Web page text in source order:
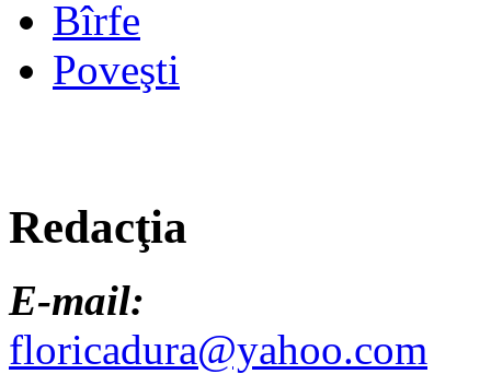
Bîrfe
Poveşti
Redacţia
E-mail:
floricadura@yahoo.com